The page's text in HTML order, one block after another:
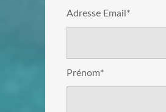
Adresse Email*
Prénom*